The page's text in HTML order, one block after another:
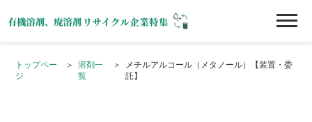
トップペー
ジ
溶剤一
覧
メチルアルコール（メタノール）【装置・委
託】